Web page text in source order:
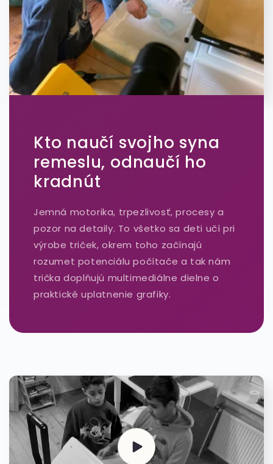
Kto naučí svojho syna
remeslu, odnaučí ho
kradnút
Jemná motorika, trpezlivosť, procesy a
pozor na detaily. To všetko sa deti učí pri
výrobe triček, okrem toho začínajú
rozumet potenciálu počítače a tak nám
trička doplňujú multimediálne dielne o
praktické uplatnenie grafiky.